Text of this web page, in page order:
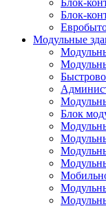
Блок-
Блок-
Модульные
Блок